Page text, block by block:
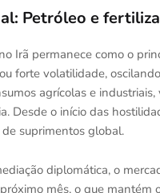
Petróleo e
Irã permanece como o
forte volatilidade,
agrícolas e
Desde o início das
suprimentos global.
diplomática, o
mês, o que